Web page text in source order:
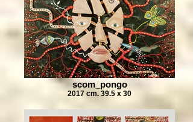
scom_pongo
2017 cm. 39.5 x 30